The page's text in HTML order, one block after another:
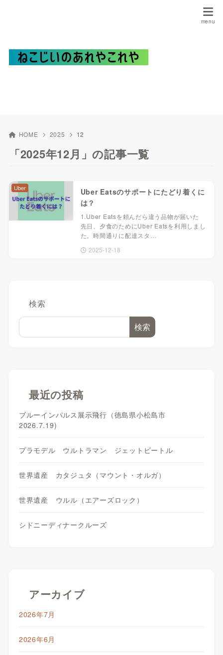
HOME 2025 12
「2025年12月」の記事一覧
Uber Eatsのサポートにたどり着くに
は？
1.Uber Eatsを頼んだら違う品物が届いた
先日、夕食のためにUber Eatsを利用しまし
た。時間通りに配達スタ…
2025-12-18
Uber
検索
検索
最近の投稿
ブルーインパルス展示飛行（徳島県小松島市
2026.7.19)
プラモデル ウルトラマン ジェットビートル
世界遺産 カタジュタ（マウント・オルガ）
世界遺産 ウルル（エアーズロック）
シドニーディナークルーズ
アーカイブ
2026年7月
2026年6月